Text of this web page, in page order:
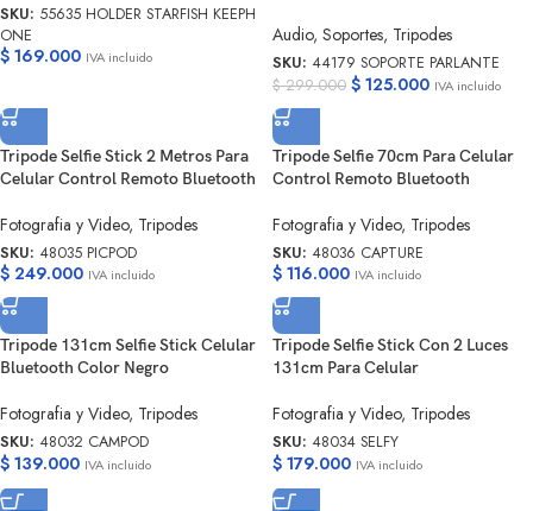
SKU: 55635 HOLDER STARFISH KEEPH
ONE
$ 169.000 IVA incluido
Audio, Soportes, Tripodes
SKU: 44179 SOPORTE PARLANTE
$299.000 $ 125.000 IVA incluido
Tripode Selfie Stick 2 Metros Para
Celular Control Remoto Bluetooth
Fotografia y Video, Tripodes
SKU: 48035 PICPOD
$ 249.000 IVA incluido
Tripode Selfie 70cm Para Celular
Control Remoto Bluetooth
Fotografia y Video, Tripodes
SKU: 48036 CAPTURE
$ 116.000 IVA incluido
Tripode 131cm Selfie Stick Celular
Bluetooth Color Negro
Fotografia y Video, Tripodes
SKU: 48032 CAMPOD
$ 139.000 IVA incluido
Tripode Selfie Stick Con 2 Luces
131cm Para Celular
Fotografia y Video, Tripodes
SKU: 48034 SELFY
$ 179.000 IVA incluido